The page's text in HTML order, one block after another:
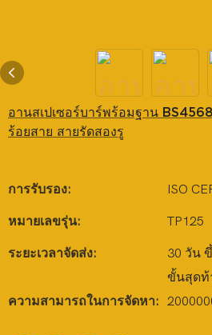
อานสเปเซอร์บาร์พร้อมฐาน
ร้อยสาย สายรัดสองรู
การรับรอง: ISO
หมายเลขรุ่น: TP125
ระยะเวลาจัดส่ง:
30 วัน
ขั้นสุดท้
ความสามารถในการจัดหา: